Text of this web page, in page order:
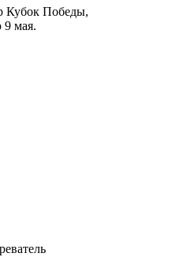
Кубок Победы,
мая.